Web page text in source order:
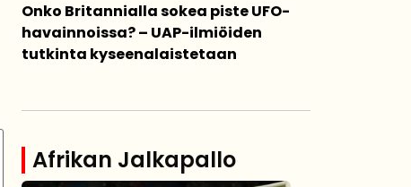
Onko Britannialla sokea piste UFO-
havainnoissa? – UAP-ilmiöiden
tutkinta kyseenalaistetaan
Afrikan Jalkapallo